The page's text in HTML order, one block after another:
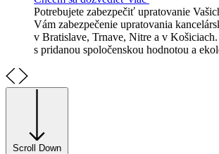
Potrebujete zabezpečiť upratovanie
Vám zabezpečenie upratovania
v Bratislave, Trnave, Nitre a v
s pridanou spoločenskou hodnotou a
Scroll Down